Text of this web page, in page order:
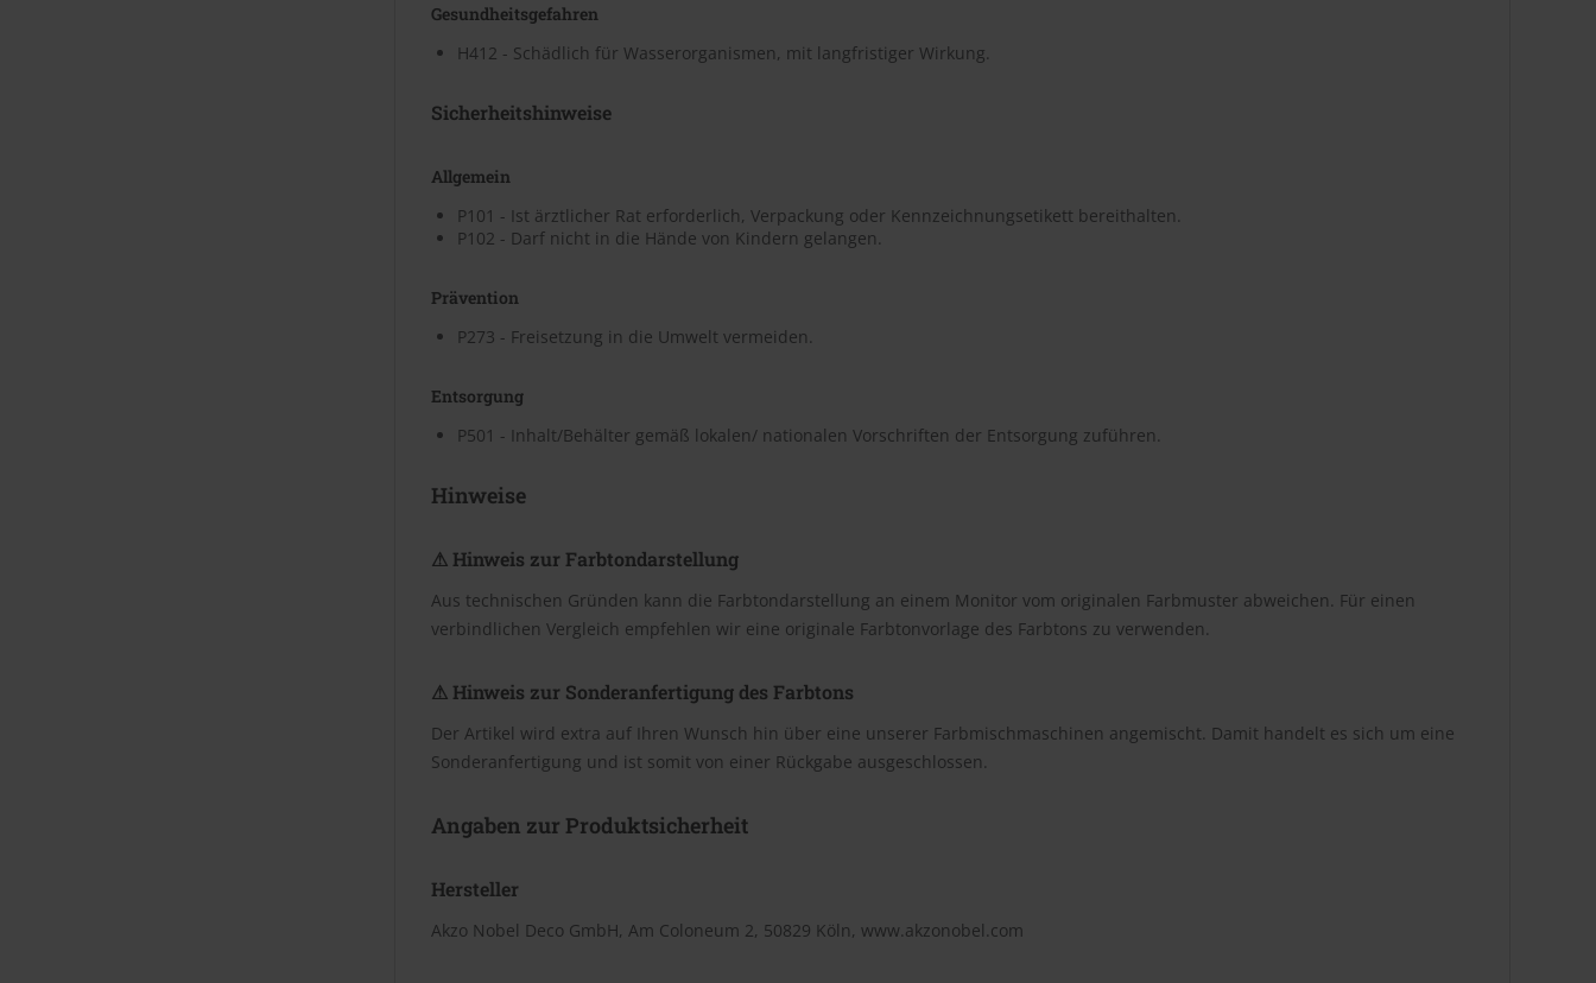
Gesundheitsgefahren
H412 - Schädlich für Wasserorganismen, mit langfristiger Wirkung.
Sicherheitshinweise
Allgemein
P101 - Ist ärztlicher Rat erforderlich, Verpackung oder Kennzeichnungsetikett bereithalten.
P102 - Darf nicht in die Hände von Kindern gelangen.
Prävention
P273 - Freisetzung in die Umwelt vermeiden.
Entsorgung
P501 - Inhalt/Behälter gemäß lokalen/ nationalen Vorschriften der Entsorgung zuführen.
Hinweise
⚠ Hinweis zur Farbtondarstellung
Aus technischen Gründen kann die Farbtondarstellung an einem Monitor vom originalen Farbmuster abweichen. Für einen
verbindlichen Vergleich empfehlen wir eine originale Farbtonvorlage des Farbtons zu verwenden.
⚠ Hinweis zur Sonderanfertigung des Farbtons
Der Artikel wird extra auf Ihren Wunsch hin über eine unserer Farbmischmaschinen angemischt. Damit handelt es sich um eine
Sonderanfertigung und ist somit von einer Rückgabe ausgeschlossen.
Angaben zur Produktsicherheit
Hersteller
Akzo Nobel Deco GmbH, Am Coloneum 2, 50829 Köln, www.akzonobel.com